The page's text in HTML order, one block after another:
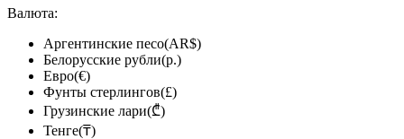
Валюта:
Аргентинские песо(AR$)
Белорусские рубли(р.)
Евро(€)
Фунты стерлингов(£)
Грузинские лари(₾)
Тенге(₸)